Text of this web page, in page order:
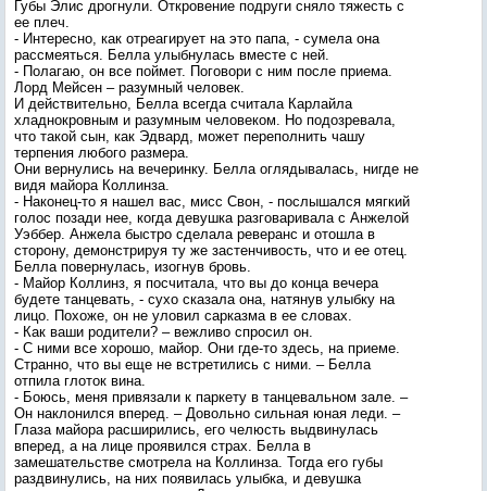
Губы Элис дрогнули. Откровение подруги сняло тяжесть с
ее плеч.
- Интересно, как отреагирует на это папа, - сумела она
рассмеяться. Белла улыбнулась вместе с ней.
- Полагаю, он все поймет. Поговори с ним после приема.
Лорд Мейсен – разумный человек.
И действительно, Белла всегда считала Карлайла
хладнокровным и разумным человеком. Но подозревала,
что такой сын, как Эдвард, может переполнить чашу
терпения любого размера.
Они вернулись на вечеринку. Белла оглядывалась, нигде не
видя майора Коллинза.
- Наконец-то я нашел вас, мисс Свон, - послышался мягкий
голос позади нее, когда девушка разговаривала с Анжелой
Уэббер. Анжела быстро сделала реверанс и отошла в
сторону, демонстрируя ту же застенчивость, что и ее отец.
Белла повернулась, изогнув бровь.
- Майор Коллинз, я посчитала, что вы до конца вечера
будете танцевать, - сухо сказала она, натянув улыбку на
лицо. Похоже, он не уловил сарказма в ее словах.
- Как ваши родители? – вежливо спросил он.
- С ними все хорошо, майор. Они где-то здесь, на приеме.
Странно, что вы еще не встретились с ними. – Белла
отпила глоток вина.
- Боюсь, меня привязали к паркету в танцевальном зале. –
Он наклонился вперед. – Довольно сильная юная леди. –
Глаза майора расширились, его челюсть выдвинулась
вперед, а на лице проявился страх. Белла в
замешательстве смотрела на Коллинза. Тогда его губы
раздвинулись, на них появилась улыбка, и девушка